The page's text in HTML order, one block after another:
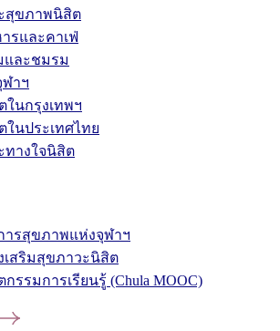
สุขภาพนิสิต
รและคาเฟ่
และชมรม
ฬาฯ
ในกรุงเทพฯ
ในประเทศไทย
ทางใจนิสิต
ารสุขภาพแห่งจุฬาฯ
เสริมสุขภาวะนิสิต
รรมการเรียนรู้ (Chula MOOC)